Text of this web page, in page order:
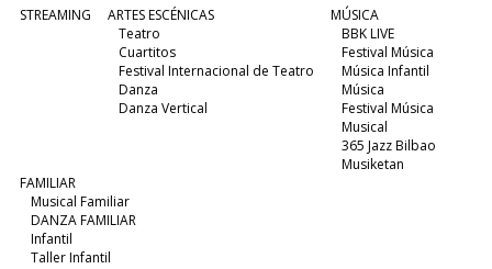
STREAMING
ARTES ESCÉNICAS
Teatro
Cuartitos
Festival Internacional de Teatro
Danza
Danza Vertical
MÚSICA
BBK LIVE
Festival Música
Música Infantil
Música
Festival Música
Musical
365 Jazz Bilbao
Musiketan
FAMILIAR
Musical Familiar
DANZA FAMILIAR
Infantil
Taller Infantil